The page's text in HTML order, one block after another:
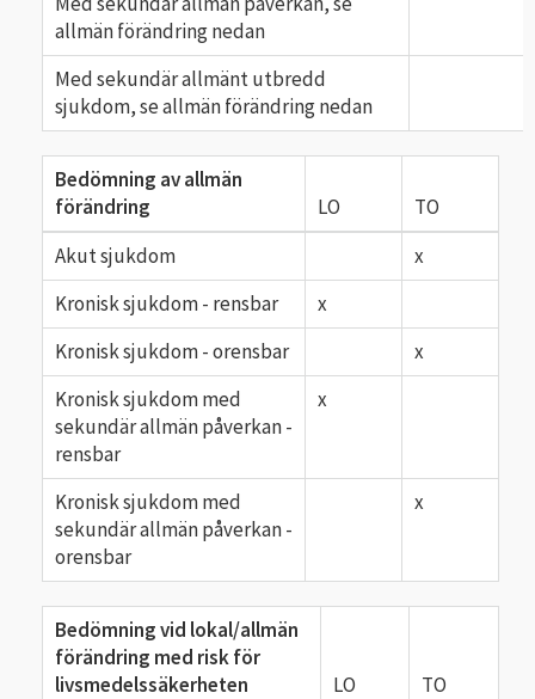
allmän förändring nedan
Med sekundär allmänt utbredd
sjukdom, se allmän förändring nedan
Bedömning av allmän
förändring
LO
TO
Akut sjukdom
x
Kronisk sjukdom - rensbar
x
Kronisk sjukdom - orensbar
x
Kronisk sjukdom med
sekundär allmän påverkan -
rensbar
x
Kronisk sjukdom med
sekundär allmän påverkan -
orensbar
x
Bedömning vid lokal/allmän
förändring med risk för
livsmedelssäkerheten
LO
TO